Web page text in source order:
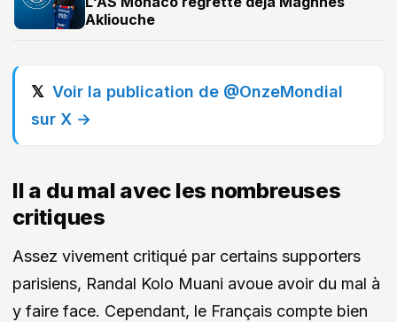
Akliouche
Voir la publication de @OnzeMondial
sur X →
Il a du mal avec les nombreuses
critiques
Assez vivement critiqué par certains supporters
parisiens, Randal Kolo Muani avoue avoir du mal à
y faire face. Cependant, le Français compte bien